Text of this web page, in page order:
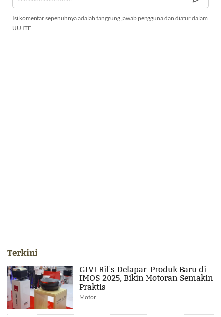
Isi komentar sepenuhnya adalah tanggung jawab pengguna dan diatur dalam
UU ITE
Terkini
GIVI Rilis Delapan Produk Baru di
IMOS 2025, Bikin Motoran Semakin
Praktis
Motor